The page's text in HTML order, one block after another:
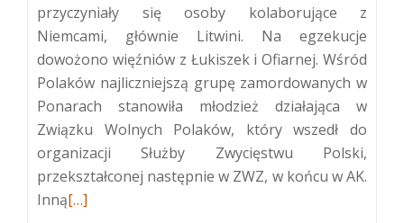
przyczyniały się osoby kolaborujące z
Niemcami, głównie Litwini. Na egzekucje
dowożono więźniów z Łukiszek i Ofiarnej. Wśród
Polaków najliczniejszą grupę zamordowanych w
Ponarach stanowiła młodzież działająca w
Związku Wolnych Polaków, który wszedł do
organizacji Służby Zwycięstwu Polski,
przekształconej następnie w ZWZ, w końcu w AK.
InnąWięcej
[…]